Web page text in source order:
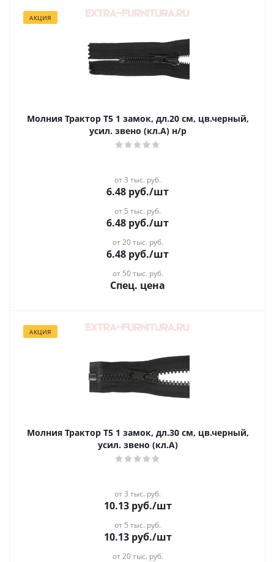
АКЦИЯ
Молния Трактор Т5 1 замок, дл.20 см, цв.черный,
усил. звено (кл.А) н/р
от 3 тыс. руб.
6.48 руб./шт
от 5 тыс. руб.
6.48 руб./шт
от 20 тыс. руб.
6.48 руб./шт
от 50 тыс. руб.
Спец. цена
АКЦИЯ
Молния Трактор Т5 1 замок, дл.30 см, цв.черный,
усил. звено (кл.А)
от 3 тыс. руб.
10.13руб./шт
от 5 тыс. руб.
10.13руб./шт
от 20 тыс. руб.